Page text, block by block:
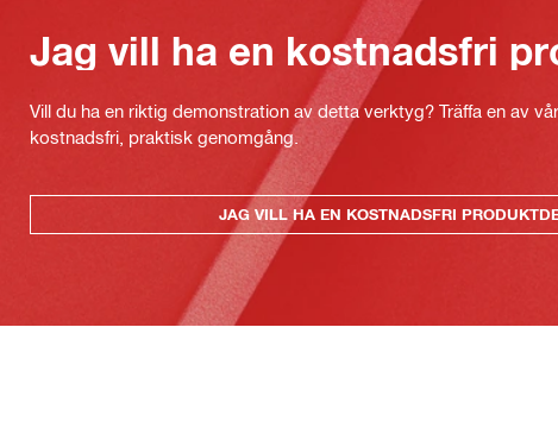
Jag vill ha en kostnadsfri
Vill du ha en riktig demonstration av detta verktyg? Träffa en av
kostnadsfri, praktisk genomgång.
JAG VILL HA EN KOSTNADSFRI